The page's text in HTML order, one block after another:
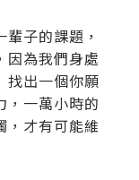
子的課題，
因為我們身處
找出一個你願
，一萬小時的
，才有可能維